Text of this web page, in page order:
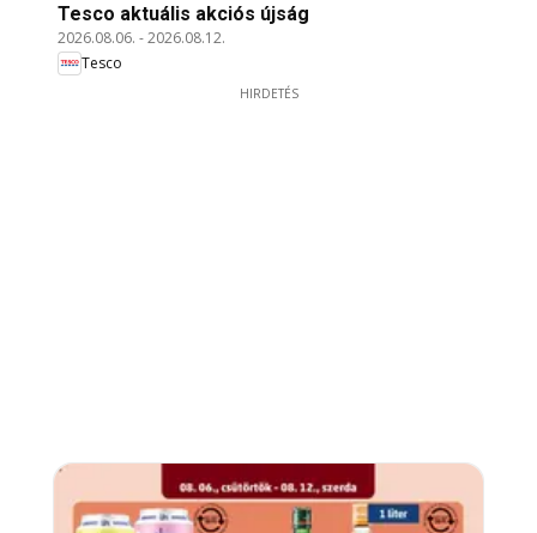
Tesco aktuális akciós újság
2026.08.06. -2026.08.12.
Tesco
HIRDETÉS